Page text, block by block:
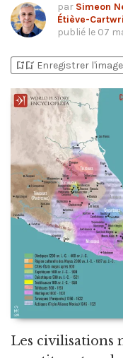
par Simeon
Étiève-
publié le 07
bookmark_addbookmark_added Enregistrer l'image
Les civilisations